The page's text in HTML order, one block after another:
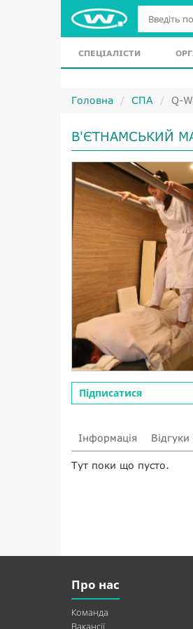
СПЕЦІАЛІСТИ
Головна СПА Q-
В'ЄТНАМСЬКИЙ
Підписатися
Інформація
Тут поки що пусто.
Про нас
Команда
Вакансії